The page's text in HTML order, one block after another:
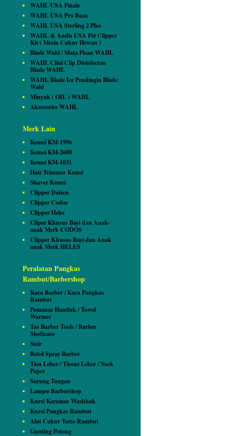
WAHL USA Finale
WAHL USA Pro Basic
WAHL USA Sterling 2 Plus
WAHL & Andis USA Pet Clipper
Kit ( Mesin Cukur Hewan )
Blade Wahl / Mata Pisau WAHL
WAHL Clini Clip Disinfectan
Blade WAHL
WAHL Blade Ice Pendingin Blade
Wahl
Minyak ( OIL ) WAHL
Aksesories WAHL
Merk Lain
Kemei KM-1996
Kemei KM-2600
Kemei KM-1031
Hair Trimmer Kemei
Shaver Kemei
Clipper Daizen
Clipper Codos
Clipper Heles
Cliper Khusus Bayi dan Anak-
anak Merk CODOS
Clipper Khusus Bayi dan Anak
anak Merk HELES
Peralatan Pangkas
Rambut/Barbershop
Kaca Barber / Kaca Pangkas
Rambut
Pemanas Handuk / Towel
Warmer
Tas Barber Tools / Barber
Shoftcase
Sisir
Botol Spray Barber
Tisu Leher / Tissue Leher / Neck
Paper
Sarung Tangan
Lampu Barbershop
Kursi Keramas Washbak
Kursi Pangkas Rambut
Alat Cukur Tatto Rambut
Gunting Potong